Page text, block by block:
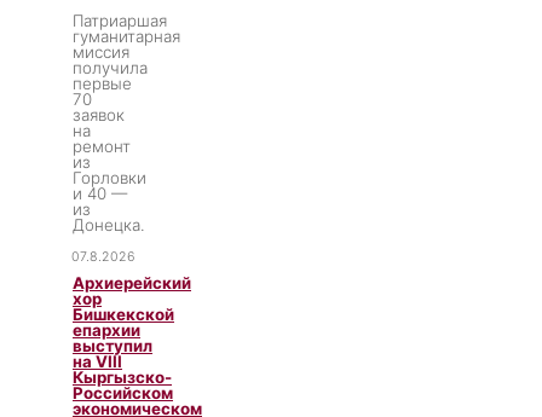
Патриаршая
гуманитарная
миссия
получила
первые
70
заявок
на
ремонт
из
Горловки
и 40 —
из
Донецка.
07.8.2026
Архиерейский
хор
Бишкекской
епархии
выступил
на VIII
Кыргызско-
Российском
экономическом